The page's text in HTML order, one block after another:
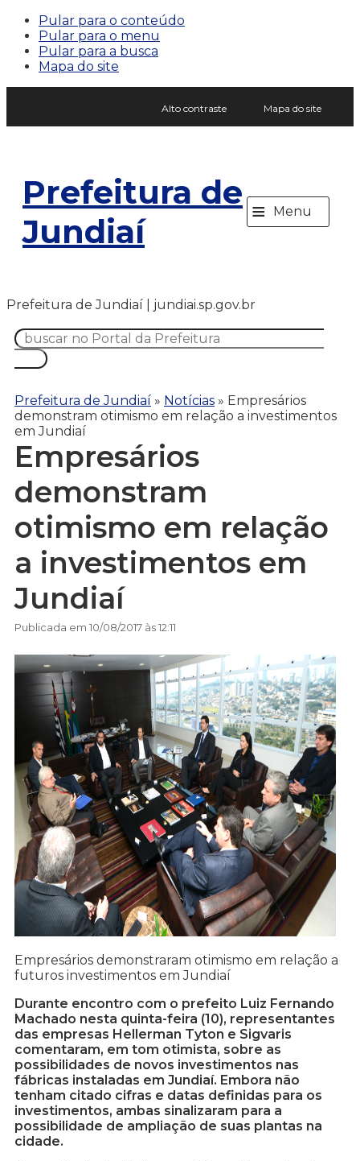
Pular para o conteúdo
Pular para o menu
Pular para a busca
Mapa do site
Alto contraste Mapa do site
Prefeitura de
Jundiaí
≡ Menu
Prefeitura de Jundiaí | jundiai.sp.gov.br
Prefeitura de Jundiaí » Notícias » Empresários
demonstram otimismo em relação a investimentos
em Jundiaí
Empresários
demonstram
otimismo em relação
a investimentos em
Jundiaí
Publicada em 10/08/2017 às 12:11
Empresários demonstraram otimismo em relação a
futuros investimentos em Jundiaí
Durante encontro com o prefeito Luiz Fernando
Machado nesta quinta-feira (10), representantes
das empresas Hellerman Tyton e Sigvaris
comentaram, em tom otimista, sobre as
possibilidades de novos investimentos nas
fábricas instaladas em Jundiaí. Embora não
tenham citado cifras e datas definidas para os
investimentos, ambas sinalizaram para a
possibilidade de ampliação de suas plantas na
cidade.